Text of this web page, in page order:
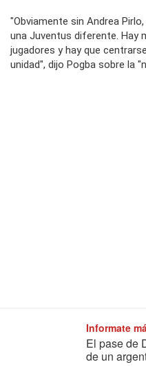
"Obviamente sin Andrea
una Juventus diferente. Hay
jugadores y hay que
unidad", dijo Pogba sobre la
Informate
El pase de
de un